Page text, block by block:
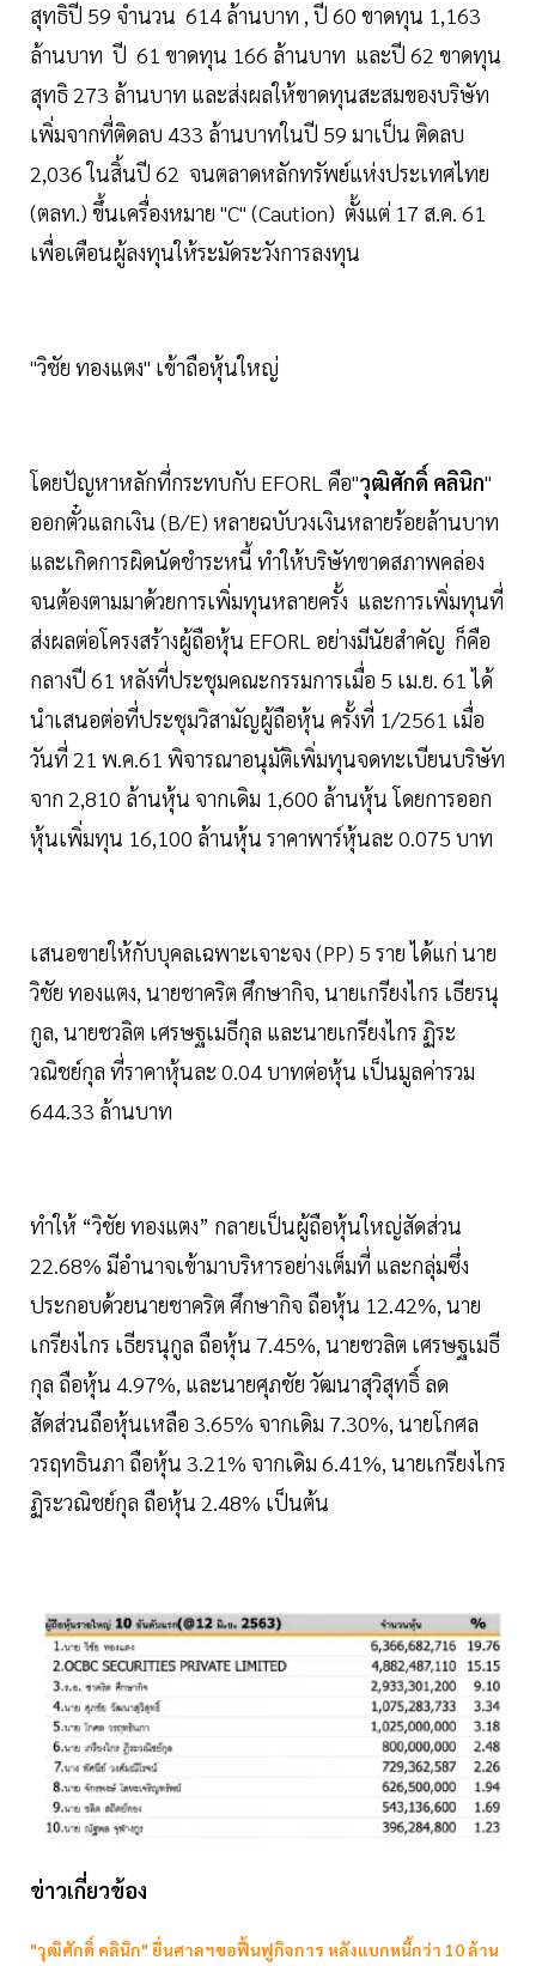
สุทธิปี 59 จำนวน 614 ล้านบาท , ปี 60 ขาดทุน 1,163
ล้านบาท ปี 61 ขาดทุน 166 ล้านบาท และปี 62 ขาดทุน
สุทธิ 273 ล้านบาท และส่งผลให้ขาดทุนสะสมของบริษัท
เพิ่มจากที่ติดลบ 433 ล้านบาทในปี 59 มาเป็น ติดลบ
2,036 ในสิ้นปี 62 จนตลาดหลักทรัพย์แห่งประเทศไทย
(ตลท.) ขึ้นเครื่องหมาย "C" (Caution) ตั้งแต่ 17 ส.ค. 61
เพื่อเตือนผู้ลงทุนให้ระมัดระวังการลงทุน
"วิชัย ทองแตง" เข้าถือหุ้นใหญ่
โดยปัญหาหลักที่กระทบกับ EFORL คือ"วุฒิศักดิ์ คลินิก"
ออกตั๋วแลกเงิน (B/E) หลายฉบับวงเงินหลายร้อยล้านบาท
และเกิดการผิดนัดชำระหนี้ ทำให้บริษัทขาดสภาพคล่อง
จนต้องตามมาด้วยการเพิ่มทุนหลายครั้ง และการเพิ่มทุนที่
ส่งผลต่อโครงสร้างผู้ถือหุ้น EFORL อย่างมีนัยสำคัญ ก็คือ
กลางปี 61 หลังที่ประชุมคณะกรรมการเมื่อ 5 เม.ย. 61 ได้
นำเสนอต่อที่ประชุมวิสามัญผู้ถือหุ้น ครั้งที่ 1/2561 เมื่อ
วันที่ 21 พ.ค.61 พิจารณาอนุมัติเพิ่มทุนจดทะเบียนบริษัท
จาก 2,810 ล้านหุ้น จากเดิม 1,600 ล้านหุ้น โดยการออก
หุ้นเพิ่มทุน 16,100 ล้านหุ้น ราคาพาร์หุ้นละ 0.075 บาท
เสนอขายให้กับบุคลเฉพาะเจาะจง (PP) 5 ราย ได้แก่ นาย
วิชัย ทองแตง, นายชาคริต ศึกษากิจ, นายเกรียงไกร เธียรนุ
กูล, นายชวลิต เศรษฐเมธีกุล และนายเกรียงไกร ฏิระ
วณิชย์กุล ที่ราคาหุ้นละ 0.04 บาทต่อหุ้น เป็นมูลค่ารวม
644.33 ล้านบาท
ทำให้ “วิชัย ทองแตง” กลายเป็นผู้ถือหุ้นใหญ่สัดส่วน
22.68% มีอำนาจเข้ามาบริหารอย่างเต็มที่ และกลุ่มซึ่ง
ประกอบด้วยนายชาคริต ศึกษากิจ ถือหุ้น 12.42%, นาย
เกรียงไกร เธียรนุกูล ถือหุ้น 7.45%, นายชวลิต เศรษฐเมธี
กุล ถือหุ้น 4.97%, และนายศุภชัย วัฒนาสุวิสุทธิ์ ลด
สัดส่วนถือหุ้นเหลือ 3.65% จากเดิม 7.30%, นายโกศล
วรฤทธินภา ถือหุ้น 3.21% จากเดิม 6.41%, นายเกรียงไกร
ฏิระวณิชย์กุล ถือหุ้น 2.48% เป็นต้น
ข่าวเกี่ยวข้อง
"วุฒิศักดิ์ คลินิก" ยื่นศาลฯขอฟื้นฟูกิจการ หลังแบกหนี้กว่า 10 ล้าน